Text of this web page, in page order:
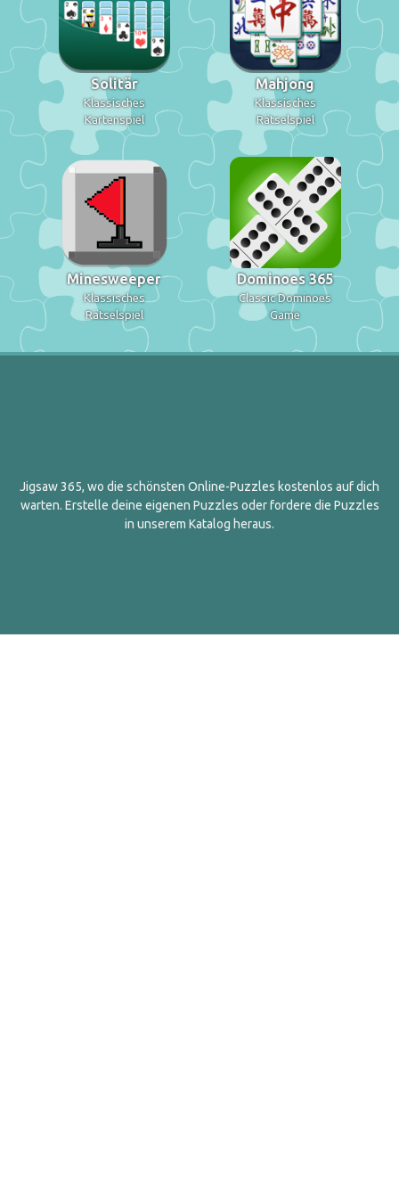
Solitär
Klassisches
Kartenspiel
Mahjong
Klassisches
Rätselspiel
Minesweeper
Klassisches
Rätselspiel
Dominoes 365
Classic Dominoes
Game
Jigsaw 365, wo die schönsten Online-Puzzles kostenlos auf dich
warten. Erstelle deine eigenen Puzzles oder fordere die Puzzles
in unserem Katalog heraus.